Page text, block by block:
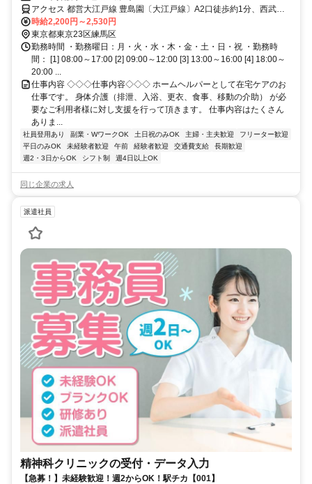
アクセス 都営大江戸線 豊島園〔大江戸線〕A2口徒歩約1分、西武豊
島線/西武池袋線 豊島園〔西武線〕徒歩約2分、西武豊島線 練馬西口
徒歩約11分 豊島園駅前 １分 練馬駅徒歩１０分
時給2,200円～2,530円
東京都東京23区練馬区
勤務時間 ・勤務曜日：月・火・水・木・金・土・日・祝 ・勤務時
間： [1] 08:00～17:00 [2] 09:00～12:00 [3] 13:00～16:00 [4] 18:00～
20:00 ...
仕事内容 ◇◇◇仕事内容◇◇◇ ホームヘルパーとして在宅ケアのお
仕事です。 身体介護（排泄、入浴、更衣、食事、移動の介助） が必
要なご利用者様に対し支援を行って頂きます。 仕事内容はたくさん
ありま...
社員登用あり 副業・WワークOK 土日祝のみOK 主婦・主夫歓迎
フリーター歓迎
平日のみOK
未経験者歓迎 午前 経験者歓迎 交通費支給
長期歓迎
週2・3日からOK
シフト制 週4日以上OK
同じ企業の求人
派遣社員
精神科クリニックの受付・データ入力
【急募！】未経験歓迎！週2からOK！駅チカ【001】